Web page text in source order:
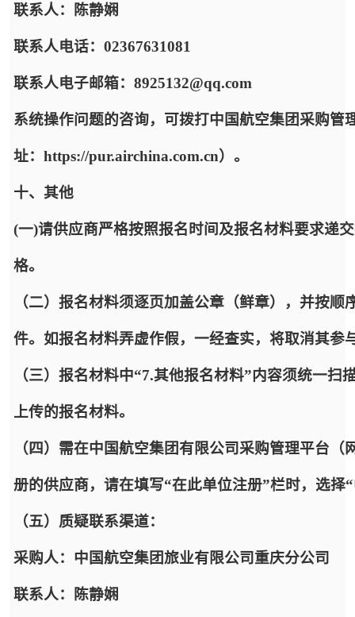
联系人：陈静娴
联系人电话：02367631081
联系人电子邮箱：8925132@qq.com
系统操作问题的咨询，可拨打中国航空集团采购
址：https://pur.airchina.com.cn）。
十、其他
(一)请供应商严格按照报名时间及报名材料要求递
格。
（二）报名材料须逐页加盖公章（鲜章），并按
件。如报名材料弄虚作假，一经查实，将取消其参
（三）报名材料中“7.其他报名材料”内容须统一
上传的报名材料。
（四）需在中国航空集团有限公司采购管理平台
册的供应商，请在填写“在此单位注册”栏时，选择
（五）质疑联系渠道：
采购人：中国航空集团旅业有限公司重庆分公司
联系人：陈静娴